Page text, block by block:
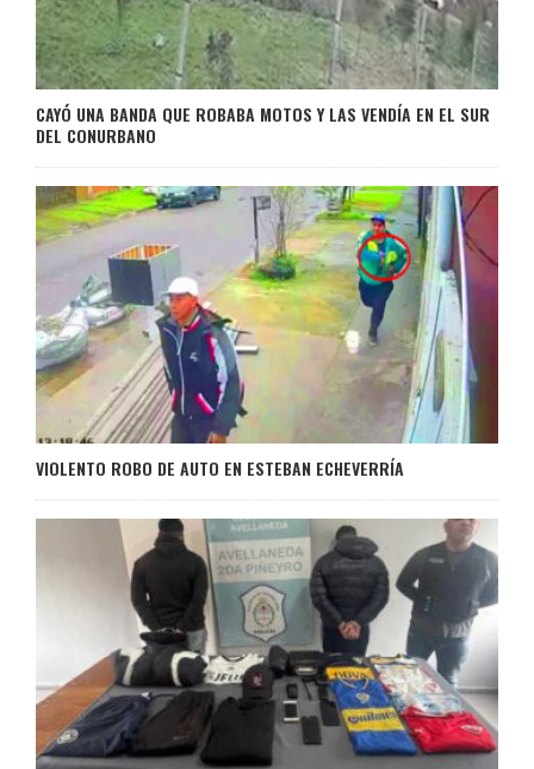
CAYÓ UNA BANDA QUE ROBABA MOTOS Y LAS VENDÍA EN EL SUR
DEL CONURBANO
VIOLENTO ROBO DE AUTO EN ESTEBAN ECHEVERRÍA